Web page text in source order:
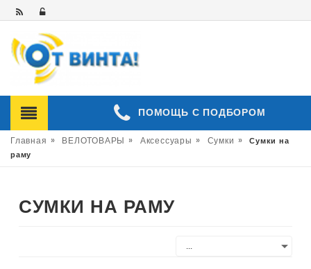
ПОМОЩЬ С ПОДБОРОМ
Главная » ВЕЛОТОВАРЫ » Аксессуары » Сумки » Сумки на
раму
СУМКИ НА РАМУ